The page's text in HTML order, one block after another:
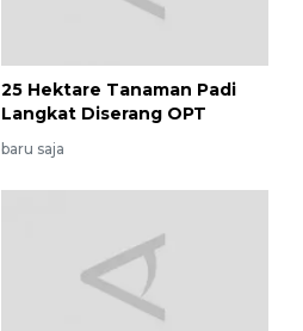
25 Hektare Tanaman Padi
Langkat Diserang OPT
baru saja